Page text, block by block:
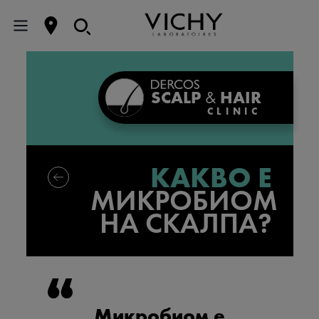
КАКВО Е
МИКРОБИОМ
НА СКАЛПА?
SCALP& HAIR
CLINIC